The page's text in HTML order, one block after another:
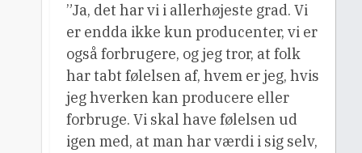
”Ja, det har vi i allerhøjeste grad. Vi
er endda ikke kun producenter, vi er
også forbrugere, og jeg tror, at folk
har tabt følelsen af, hvem er jeg, hvis
jeg hverken kan producere eller
forbruge. Vi skal have følelsen ud
igen med, at man har værdi i sig selv,